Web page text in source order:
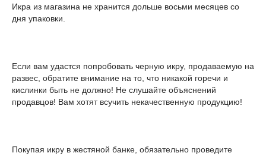
Икра из магазина не хранится дольше восьми месяцев со
дня упаковки.
Если вам удастся попробовать черную икру, продаваемую на
развес, обратите внимание на то, что никакой горечи и
кислинки быть не должно! Не слушайте объяснений
продавцов! Вам хотят всучить некачественную продукцию!
Покупая икру в жестяной банке, обязательно проведите